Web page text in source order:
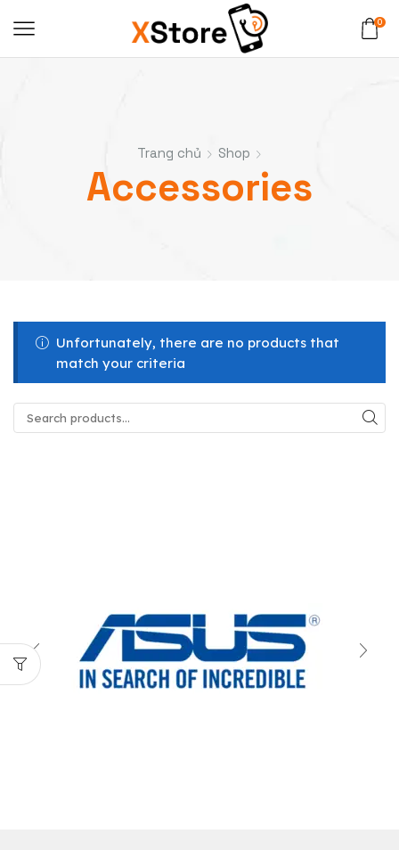
0
Trang chủ Shop
Accessories
Unfortunately, there are no products that
match your criteria